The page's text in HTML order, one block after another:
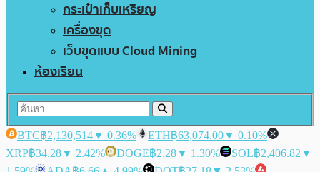
กระเป๋าเก็บเหรียญ
เครื่องขุด
เว็บขุดแบบ Cloud Mining
ห้องเรียน
BTC฿2,130,514▼ 0.36% ETH฿63,074.00▼ 0.10%
XRP฿34.28▼ 2.42% DOGE฿2.28▼ 1.30% SOL฿2,406.82 ▼